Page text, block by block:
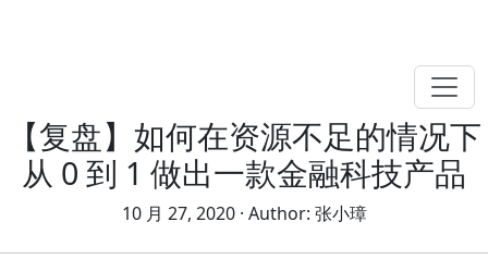
【复盘】如何在资源不足的情况下
从 0 到 1 做出一款金融科技产品
10 月 27, 2020 · Author: 张小璋